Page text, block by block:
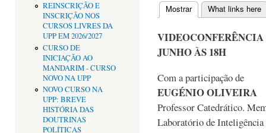
REINSCRIÇÃO E
INSCRIÇÃO NOS
CURSOS LIVRES DA
UPP EM 2026/2027
CURSO DE
INICIAÇÃO AO
MANDARIM - CURSO
NOVO NA UPP
NOVO CURSO NA
UPP: BREVE
HISTÓRIA DAS
DOUTRINAS
POLÍTICAS
Separadores
Mostrar(separador ativo)
What links here
VIDEOCONFERÊNCIA
JUNHO ÀS 18H
Com a participação de
EUGÉNIO OLIVEIRA
Professor Catedrático.
Laboratório de